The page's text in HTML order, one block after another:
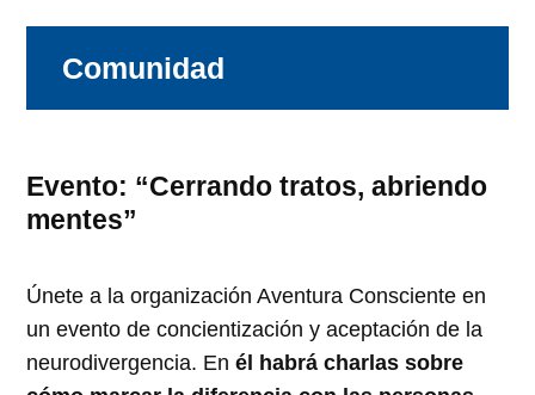
Comunidad
Evento: “Cerrando tratos, abriendo
mentes”
Únete a la organización Aventura Consciente en
un evento de concientización y aceptación de la
neurodivergencia. Enél habrá charlas sobre